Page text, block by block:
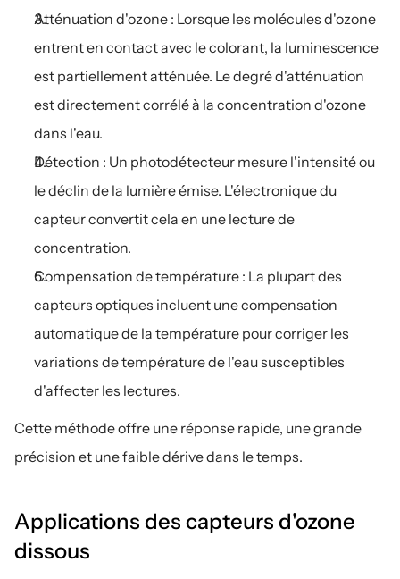
Atténuation d'ozone : Lorsque les molécules d'ozone
entrent en contact avec le colorant, la luminescence
est partiellement atténuée. Le degré d'atténuation
est directement corrélé à la concentration d'ozone
dans l'eau.
Détection : Un photodétecteur mesure l'intensité ou
le déclin de la lumière émise. L'électronique du
capteur convertit cela en une lecture de
concentration.
Compensation de température : La plupart des
capteurs optiques incluent une compensation
automatique de la température pour corriger les
variations de température de l'eau susceptibles
d'affecter les lectures.
Cette méthode offre une réponse rapide, une grande
précision et une faible dérive dans le temps.
Applications des capteurs d'ozone
dissous